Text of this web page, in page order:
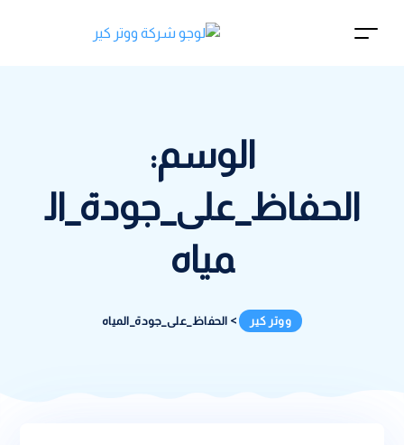
الوسم:
الحفاظ_على_جودة_ال
مياه
ووتر كير > الحفاظ_على_جودة_المياه